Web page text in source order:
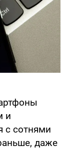
и
с сотнями
даже